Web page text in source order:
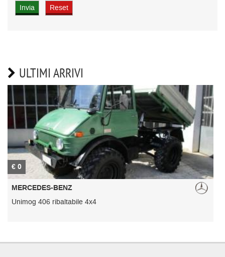
ULTIMI ARRIVI
€ 0
MERCEDES-BENZ
Unimog 406 ribaltabile 4x4